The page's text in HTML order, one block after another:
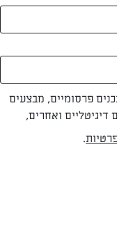
פרסומיים, מבצעים
ואחרים,
.